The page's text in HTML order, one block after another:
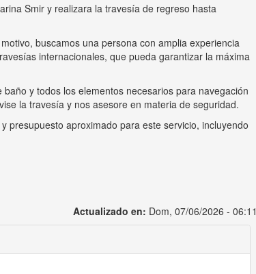
Smir y realizara la travesía de regreso hasta
buscamos una persona con amplia experiencia
internacionales, que pueda garantizar la máxima
y todos los elementos necesarios para navegación
la travesía y nos asesore en materia de seguridad.
presupuesto aproximado para este servicio, incluyendo
Actualizado en: Dom, 07/06/2026 - 06:11